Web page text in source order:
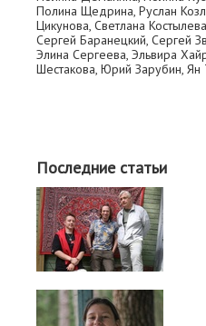
Полина Щедрина, Руслан
Цикунова, Светлана
Сергей Баранецкий, Сергей
Элина Сергеева, Эльвира
Шестакова, Юрий Зарубин, Ян
Последние статьи